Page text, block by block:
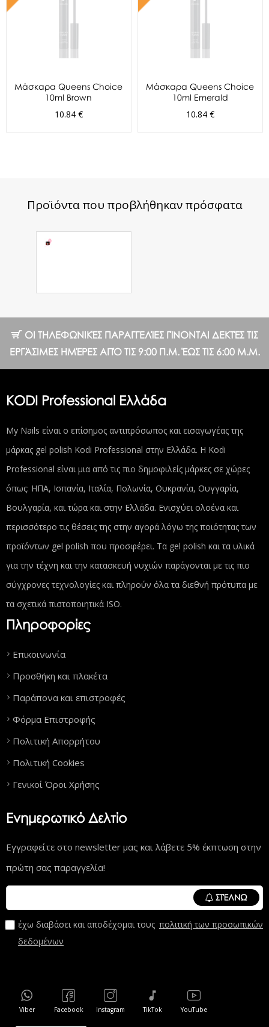
Μάσκαρα Queens Choice
10ml Brown
10.84 €
Μάσκαρα Queens Choice
10ml Emerald
10.84 €
Προϊόντα που προβλήθηκαν πρόσφατα
ΟΙ ΤΗΛΕΦΩΝΙΚΈΣ ΠΑΡΑΓΓΕΛΊΕΣ ΓΊΝΟΝΤΑΙ ΔΕΚΤΈΣ ΤΙΣ
ΕΡΓΆΣΙΜΕΣ ΗΜΈΡΕΣ ΑΠΌ ΤΙΣ 9:00 Π.Μ. ΈΩΣ ΤΙΣ 6:00 Μ.Μ.
KODI Professional Ελλάδα
My Nails είναι ο επίσημος αντιπρόσωπος και εισαγωγέας της
μάρκας gel polish Kodi Professional στην Ελλάδα. Η Kodi
Professional είναι μια από τις πιο δημοφιλείς μάρκες σε χώρες
όπως: ΗΠΑ, Ισπανία, Ιταλία, Πολωνία, Ουκρανία, Ουγγαρία,
Βουλγαρία, και τώρα και στην Ελλάδα. Ενισχύει ολοένα και
περισσότερο τις θέσεις της στην αγορά λόγω της ποιότητας των
προϊόντων gel polish που προσφέρει. Τα gel polish και τα υλικά
για την τέχνη και την κατασκευή νυχιών παράγονται με τις πιο
σύγχρονες τεχνολογίες και πληρούν όλα τα διεθνή πρότυπα με
τα σχετικά πιστοποιητικά ISO.
Πληροφορίες
Επικοινωνία
Προσθήκη και πλακέτα
Παράπονα και επιστροφές
Φόρμα Επιστροφής
Πολιτική Απορρήτου
Πολιτική Cookies
Γενικοί Όροι Χρήσης
Ενημερωτικό Δελτίο
Εγγραφείτε στο newsletter μας και λάβετε 5% έκπτωση στην
πρώτη σας παραγγελία!
ΣΤΈΛΝΩ
έχω διαβάσει και αποδέχομαι τους πολιτική των προσωπικών
δεδομένων
Viber Facebook Instagram TikTok YouTube